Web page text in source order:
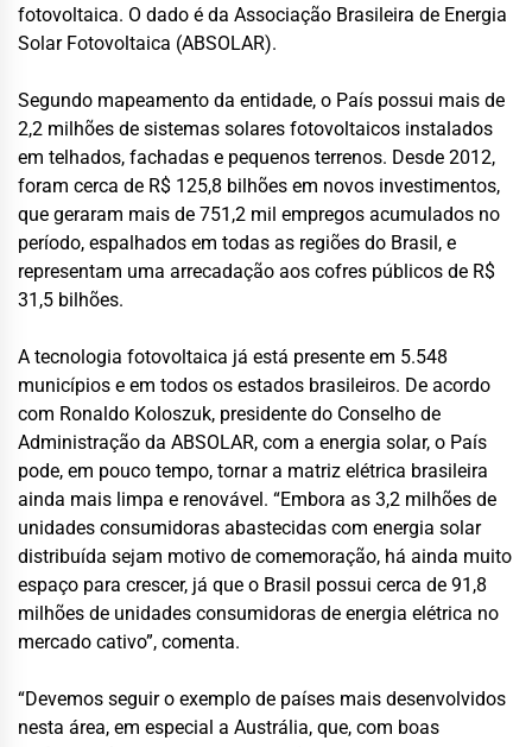
fotovoltaica. O dado é da Associação Brasileira de Energia
Solar Fotovoltaica (ABSOLAR).
Segundo mapeamento da entidade, o País possui mais de
2,2 milhões de sistemas solares fotovoltaicos instalados
em telhados, fachadas e pequenos terrenos. Desde 2012,
foram cerca de R$ 125,8 bilhões em novos investimentos,
que geraram mais de 751,2 mil empregos acumulados no
período, espalhados em todas as regiões do Brasil, e
representam uma arrecadação aos cofres públicos de R$
31,5 bilhões.
A tecnologia fotovoltaica já está presente em 5.548
municípios e em todos os estados brasileiros. De acordo
com Ronaldo Koloszuk, presidente do Conselho de
Administração da ABSOLAR, com a energia solar, o País
pode, em pouco tempo, tornar a matriz elétrica brasileira
ainda mais limpa e renovável. “Embora as 3,2 milhões de
unidades consumidoras abastecidas com energia solar
distribuída sejam motivo de comemoração, há ainda muito
espaço para crescer, já que o Brasil possui cerca de 91,8
milhões de unidades consumidoras de energia elétrica no
mercado cativo”, comenta.
“Devemos seguir o exemplo de países mais desenvolvidos
nesta área, em especial a Austrália, que, com boas